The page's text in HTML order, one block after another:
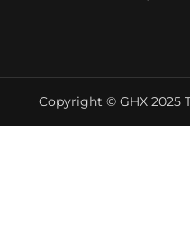
Copyright © GHX 2025